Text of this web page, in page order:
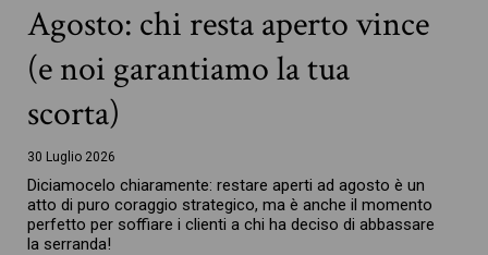
Agosto: chi resta aperto vince
(e noi garantiamo la tua
scorta)
30 Luglio 2026
Diciamocelo chiaramente: restare aperti ad agosto è un
atto di puro coraggio strategico, ma è anche il momento
perfetto per soffiare i clienti a chi ha deciso di abbassare
la serranda!